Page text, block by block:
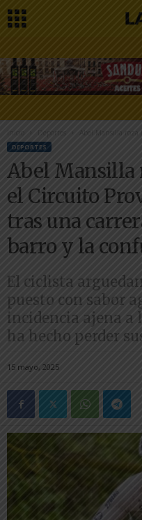
Inicio Abel Mansilla
DEPORTES
Abel Mansilla
el Circuito
tras una
barro y la
El ciclista
puesto con sabor
incidencia ajena a
ha hecho perder
15 mayo, 2025